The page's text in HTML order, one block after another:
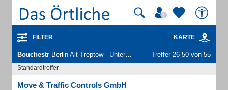
FILTER KARTE
Bouchestr Berlin Alt-Treptow - Unternehmen und Personen Treffer 26-50 von 55
Standardtreffer
Move & Traffic Controls GmbH